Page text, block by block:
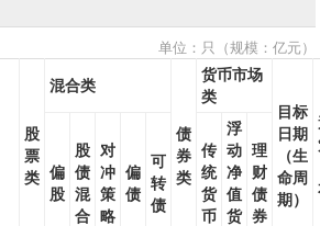
单位：只（规模：亿元）
股
票
类
混合类
债
券
类
货币市场
类
目标
日期
（生
命周
期）
偏
股
股
债
混
合
对
冲
策
略
偏
债
可
转
债
传
统
货
币
浮
动
净
值
货
理
财
债
券